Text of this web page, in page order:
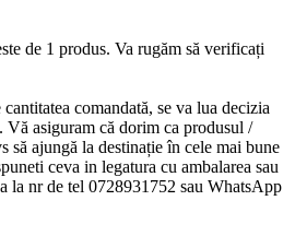
de 1 produs. Va rugăm să verificați
comandată, se va lua decizia
asiguram că dorim ca produsul /
să ajungă la destinație în cele mai bune
ceva in legatura cu ambalarea sau
la nr de tel 0728931752 sau WhatsApp